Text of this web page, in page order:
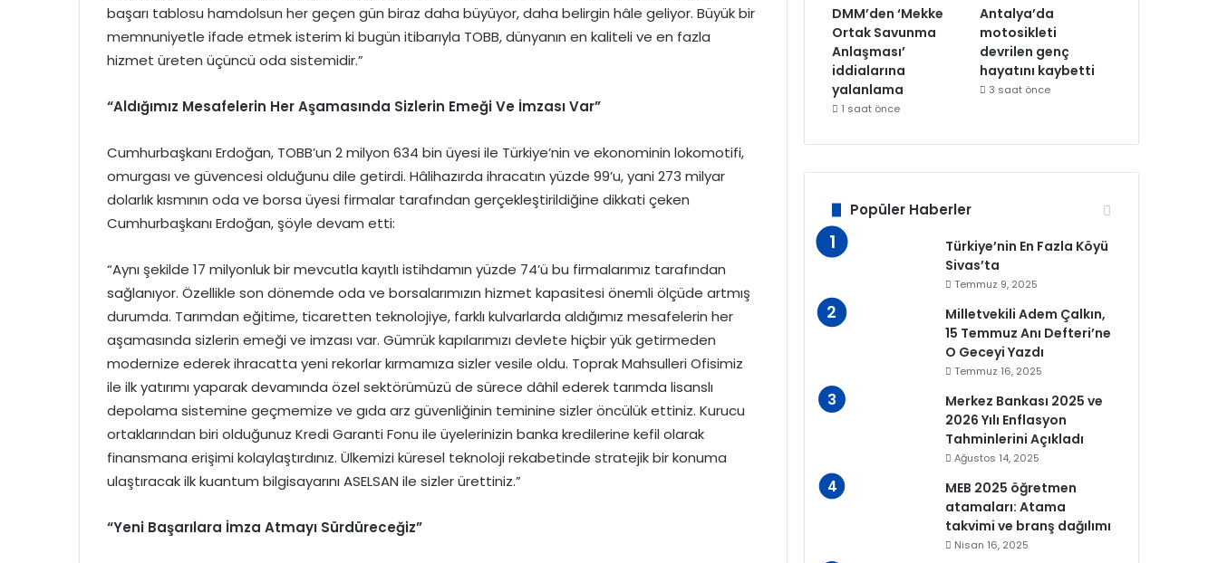
başarı tablosu hamdolsun her geçen gün biraz daha büyüyor, daha belirgin hâle geliyor. Büyük bir
memnuniyetle ifade etmek isterim ki bugün itibarıyla TOBB, dünyanın en kaliteli ve en fazla
hizmet üreten üçüncü oda sistemidir.”
“Aldığımız Mesafelerin Her Aşamasında Sizlerin Emeği Ve İmzası Var”
Cumhurbaşkanı Erdoğan, TOBB’un 2 milyon 634 bin üyesi ile Türkiye’nin ve ekonominin lokomotifi,
omurgası ve güvencesi olduğunu dile getirdi. Hâlihazırda ihracatın yüzde 99’u, yani 273 milyar
dolarlık kısmının oda ve borsa üyesi firmalar tarafından gerçekleştirildiğine dikkati çeken
Cumhurbaşkanı Erdoğan, şöyle devam etti:
“Aynı şekilde 17 milyonluk bir mevcutla kayıtlı istihdamın yüzde 74’ü bu firmalarımız tarafından
sağlanıyor. Özellikle son dönemde oda ve borsalarımızın hizmet kapasitesi önemli ölçüde artmış
durumda. Tarımdan eğitime, ticaretten teknolojiye, farklı kulvarlarda aldığımız mesafelerin her
aşamasında sizlerin emeği ve imzası var. Gümrük kapılarımızı devlete hiçbir yük getirmeden
modernize ederek ihracatta yeni rekorlar kırmamıza sizler vesile oldu. Toprak Mahsulleri Ofisimiz
ile ilk yatırımı yaparak devamında özel sektörümüzü de sürece dâhil ederek tarımda lisanslı
depolama sistemine geçmemize ve gıda arz güvenliğinin teminine sizler öncülük ettiniz. Kurucu
ortaklarından biri olduğunuz Kredi Garanti Fonu ile üyelerinizin banka kredilerine kefil olarak
finansmana erişimi kolaylaştırdınız. Ülkemizi küresel teknoloji rekabetinde stratejik bir konuma
ulaştıracak ilk kuantum bilgisayarını ASELSAN ile sizler ürettiniz.”
“Yeni Başarılara İmza Atmayı Sürdüreceğiz”
DMM’den ‘Mekke
Ortak Savunma
Anlaşması’
iddialarına
yalanlama
1 saat önce
Antalya’da
motosikleti
devrilen genç
hayatını kaybetti
3 saat önce
Popüler Haberler
Türkiye’nin En Fazla Köyü
Sivas’ta
Temmuz 9, 2025
Milletvekili Adem Çalkın,
15 Temmuz Anı Defteri’ne
O Geceyi Yazdı
Temmuz 16, 2025
Merkez Bankası 2025 ve
2026 Yılı Enflasyon
Tahminlerini Açıkladı
Ağustos 14, 2025
MEB 2025 öğretmen
atamaları: Atama
takvimi ve branş dağılımı
Nisan 16, 2025